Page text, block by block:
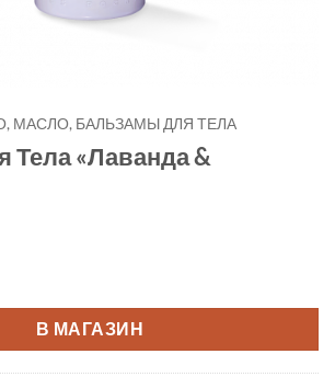
МАСЛО, БАЛЬЗАМЫ ДЛЯ ТЕЛА
Тела «Лаванда &
В МАГАЗИН